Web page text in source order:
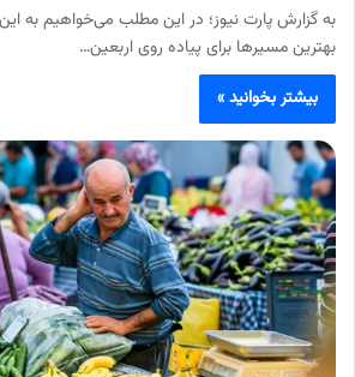
به گزارش پارت نیوز؛ در این مطلب می‌خواهیم به
بهترین مسیر‌ها برای پیاده روی اربعین…
بیشتر بخوانید »